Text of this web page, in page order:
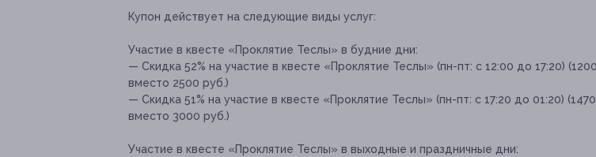
Купон действует на следующие виды услуг:
Участие в квесте «Проклятие Теслы» в будние дни:
— Скидка 52% на участие в квесте «Проклятие Теслы» (пн-пт: с 12:00 до 17:20)
вместо 2500 руб.)
— Скидка 51% на участие в квесте «Проклятие Теслы» (пн-пт: с 17:20 до 01:20) (1470
вместо 3000 руб.)
Участие в квесте «Проклятие Теслы» в выходные и праздничные дни: